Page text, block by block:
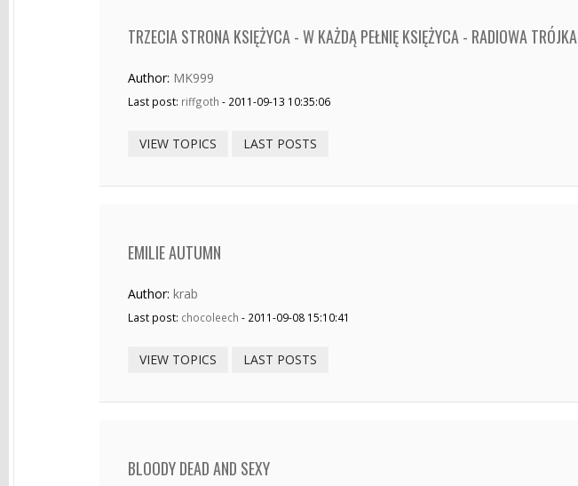
TRZECIA STRONA KSIĘŻYCA - W KAŻDĄ PEŁNIĘ KSIĘŻYCA - RADIOWA TRÓJKA
Author: MK999
Last post: riffgoth - 2011-09-13 10:35:06
VIEW TOPICS LAST POSTS
EMILIE AUTUMN
Author: krab
Last post: chocoleech - 2011-09-08 15:10:41
VIEW TOPICS LAST POSTS
BLOODY DEAD AND SEXY